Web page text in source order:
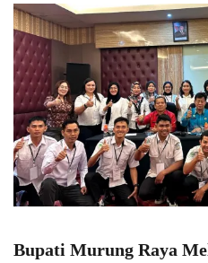
Bupati Murung Raya